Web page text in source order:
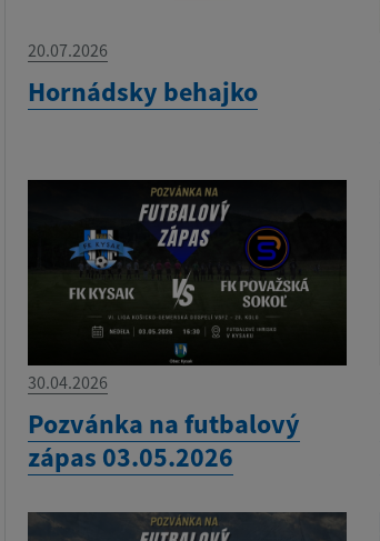
20.07.2026
Hornádsky behajko
30.04.2026
Pozvánka na futbalový
zápas 03.05.2026